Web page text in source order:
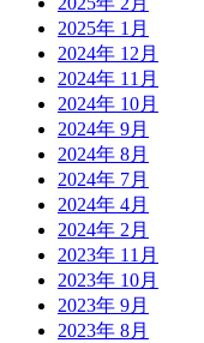
2025年 1月
2024年 12月
2024年 11月
2024年 10月
2024年 9月
2024年 8月
2024年 7月
2024年 4月
2024年 2月
2023年 11月
2023年 10月
2023年 9月
2023年 8月